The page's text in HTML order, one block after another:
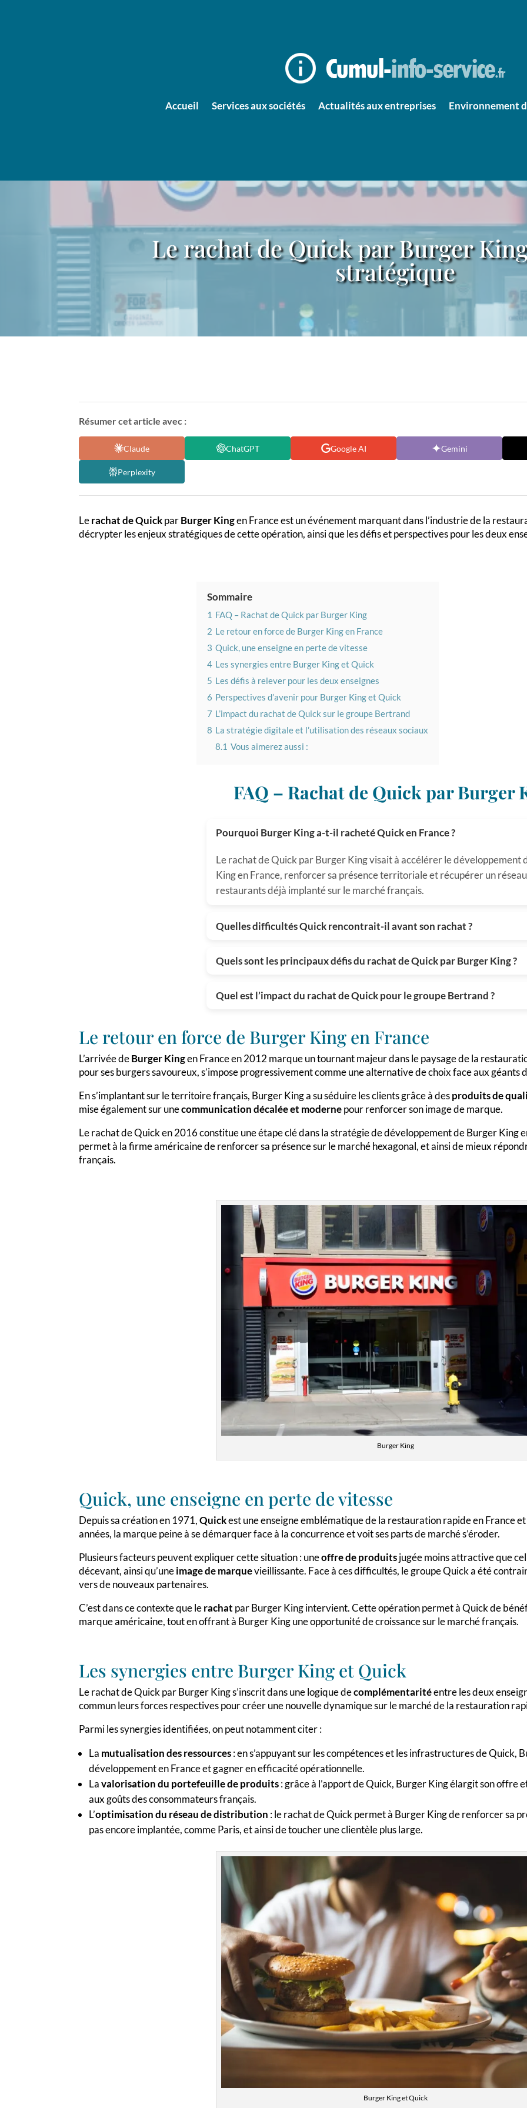
Accueil Services aux sociétés Actualités aux entreprises Environnement
Le rachat de Quick par Burger
stratégique
Résumer cet article avec :
Claude ChatGPT Google AI Gemini
Perplexity
Lerachat de QuickparBurger Kingen France est un événement marquant dans l’industrie de la
décrypter les enjeux stratégiques de cette opération, ainsi que les défis et perspectives pour les deux
Sommaire
1 FAQ – Rachat de Quick par Burger King
2 Le retour en force de Burger King en France
3 Quick, une enseigne en perte de vitesse
4 Les synergies entre Burger King et Quick
5 Les défis à relever pour les deux enseignes
6 Perspectives d’avenir pour Burger King et Quick
7 L’impact du rachat de Quick sur le groupe Bertrand
8 La stratégie digitale et l’utilisation des réseaux sociaux
8.1 Vous aimerez aussi :
FAQ – Rachat de Quick par Burger
Pourquoi Burger King a-t-il racheté Quick en France ?
Le rachat de Quick par Burger King visait à accélérer le développement
King en France, renforcer sa présence territoriale et récupérer un
restaurants déjà implanté sur le marché français.
Quelles difficultés Quick rencontrait-il avant son rachat ?
Quels sont les principaux défis du rachat de Quick par Burger King ?
Quel est l’impact du rachat de Quick pour le groupe Bertrand ?
Le retour en force de Burger King en France
L’arrivée deBurger Kingen France en 2012 marque un tournant majeur dans le paysage de la
pour ses burgers savoureux, s’impose progressivement comme une alternative de choix face aux géants
En s’implantant sur le territoire français, Burger King a su séduire les clients grâce à desproduits de
mise également sur unecommunication décalée et modernepour renforcer son image de marque.
Le rachat de Quick en 2016 constitue une étape clé dans la stratégie de développement de Burger King
permet à la firme américaine de renforcer sa présence sur le marché hexagonal, et ainsi de mieux
français.
Burger King
Quick, une enseigne en perte de vitesse
Depuis sa création en 1971,Quickest une enseigne emblématique de la restauration rapide en France
années, la marque peine à se démarquer face à la concurrence et voit ses parts de marché s’éroder.
Plusieurs facteurs peuvent expliquer cette situation : uneoffre de produitsjugée moins attractive que
décevant, ainsi qu’uneimage de marquevieillissante. Face à ces difficultés, le groupe Quick a été
vers de nouveaux partenaires.
C’est dans ce contexte que lerachat par Burger King intervient. Cette opération permet à Quick de
marque américaine, tout en offrant à Burger King une opportunité de croissance sur le marché français.
Les synergies entre Burger King et Quick
Le rachat de Quick par Burger King s’inscrit dans une logique decomplémentaritéentre les deux
commun leurs forces respectives pour créer une nouvelle dynamique sur le marché de la restauration
Parmi les synergies identifiées, on peut notamment citer :
La mutualisation des ressources: en s’appuyant sur les compétences et les infrastructures de Quick,
développement en France et gagner en efficacité opérationnelle.
Lavalorisation du portefeuille de produits: grâce à l’apport de Quick, Burger King élargit son offre
aux goûts des consommateurs français.
L’optimisation du réseau de distribution : le rachat de Quick permet à Burger King de renforcer sa
pas encore implantée, comme Paris, et ainsi de toucher une clientèle plus large.
Burger King et Quick